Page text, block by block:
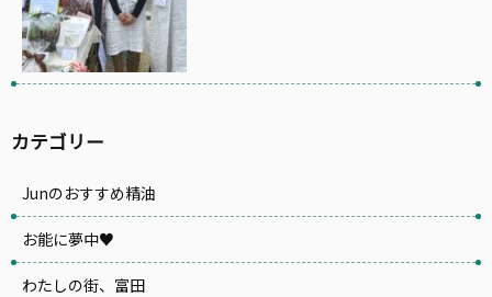
カテゴリー
Junのおすすめ精油
お能に夢中♥
わたしの街、富田